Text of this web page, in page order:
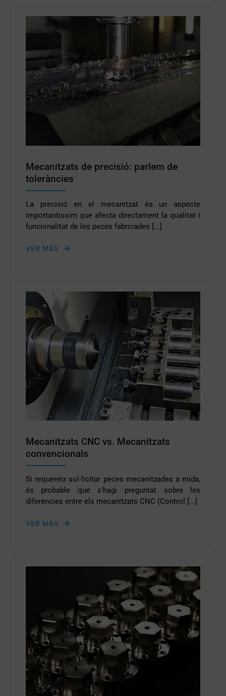
Mecanitzats de precisió: parlem de
toleràncies
La precisió en el mecanitzat és un aspecte
importantíssim que afecta directament la qualitat i
funcionalitat de les peces fabricades [...]
VER MÁS
Mecanitzats CNC vs. Mecanitzats
convencionals
Si requereix sol·licitar peces mecanitzades a mida,
és probable que s'hagi preguntat sobre les
diferències entre els mecanitzats CNC (Control [...]
VER MÁS